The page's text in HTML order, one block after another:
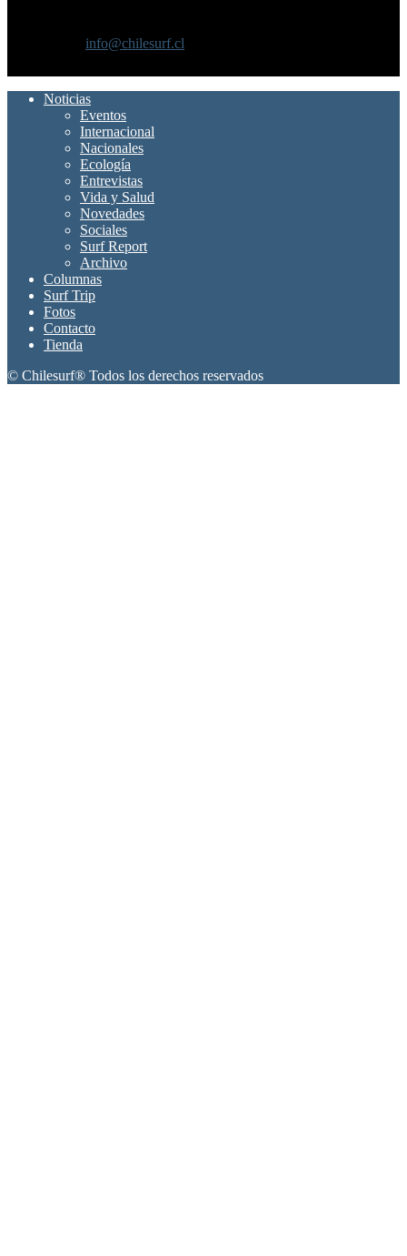
info@chilesurf.cl
Noticias
Eventos
Internacional
Nacionales
Ecología
Entrevistas
Vida y Salud
Novedades
Sociales
Surf Report
Archivo
Columnas
Surf Trip
Fotos
Contacto
Tienda
© Chilesurf® Todos los derechos reservados